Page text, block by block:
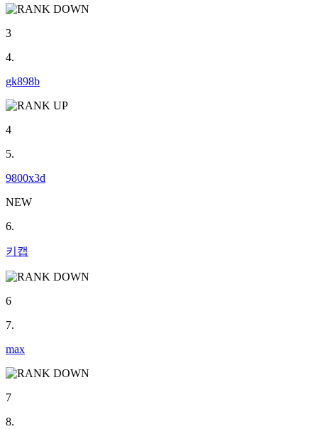
3
4.
gk898b
4
5.
9800x3d
NEW
6.
키캡
6
7.
max
7
8.